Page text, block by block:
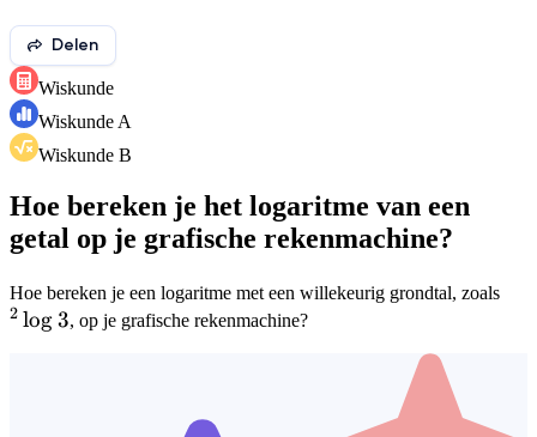
Delen
Wiskunde
Wiskunde A
Wiskunde B
Hoe bereken je het logaritme van een
getal op je grafische rekenmachine?
Hoe bereken je een logaritme met een willekeurig grondtal, zoals
2 log3, op je grafische rekenmachine?